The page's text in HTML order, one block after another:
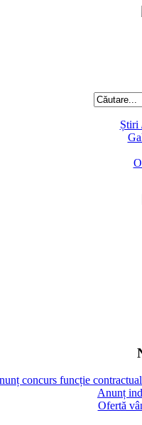
Știri
concurs funcție
Anunț
Ofertă